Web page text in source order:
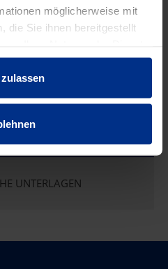
möglicherweise mit
die Sie ihnen bereitgestellt
UNTERLAGEN